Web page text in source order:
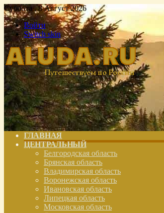
Суббота , 8 Август 2026
Войти
Switch skin
ГЛАВНАЯ
ЦЕНТРАЛЬНЫЙ
Белгородская область
Брянская область
Владимирская область
Воронежская область
Ивановская область
Липецкая область
Московская область